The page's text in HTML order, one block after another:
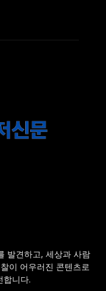
발견하고, 세상과 사람
이 어우러진 콘텐츠로
합니다.